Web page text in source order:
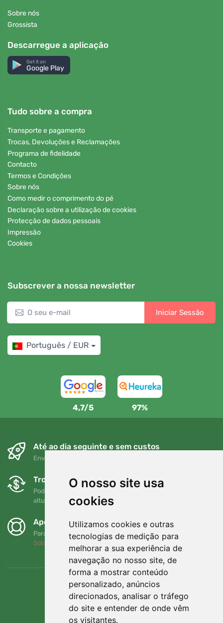
O nosso site usa
cookies
Utilizamos cookies e outras
tecnologias de medição para
melhorar a sua experiência de
navegação no nosso site, de
forma a mostrar conteúdo
personalizado, anúncios
direcionados, analisar o tráfego
do site e entender de onde vêm
os visitantes.
Sobre nós
Grossista
Descarregue a aplicação
Get it on
Google Play
Tudo sobre a compra
Transporte e pagamento
Trocas, Devoluções e Reclamações
Programa de fidelidade
Contacto
Termos e Condições
Sobre nós
Como medir o comprimento do pé
Declaração sobre a utilização de cookies
Protecção de dados pessoais
Impressão
Cookies
Subscrever a nossa newsletter
Iniciar Sessão
Português / EUR
4,7/5 97%
Até ao dia seguinte e sem custos
Envio gratuito para encomendas superiores a 80 EUR
Trocas e devoluções gratuitas
Pode devolver ou trocar a sua encomenda em qualquer
altura no prazo de 90 dias
Apoiamos a Trees.org
Para cada encomenda plantamos uma árvore! Leia mais
Sobre nós